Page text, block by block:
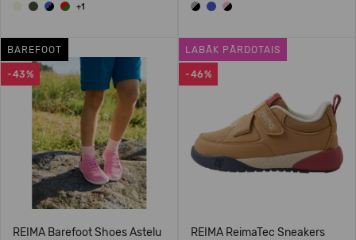
+1
-43%
BAREFOOT
REIMA Barefoot Shoes Astelu
-46%
LABĀK PĀRDOTAIS
REIMA ReimaTec Sneakers